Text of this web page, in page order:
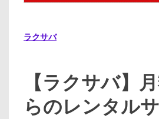
ラクサバ
【ラクサバ】
らのレンタルサ